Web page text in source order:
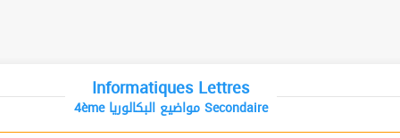
Informatiques Lettres
4ème مواضيع البكالوريا Secondaire